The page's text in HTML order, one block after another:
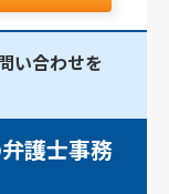
い合わせを
護士事務